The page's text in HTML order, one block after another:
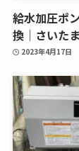
給水加圧ポ
換｜さいた
2023年4月17日